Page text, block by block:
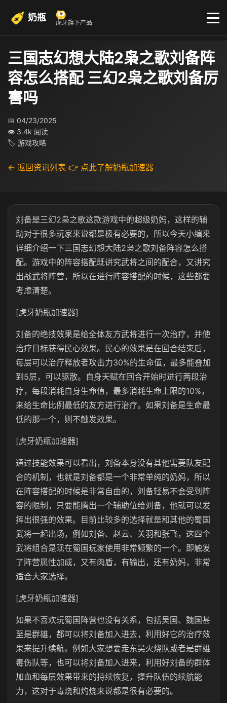
奶瓶 虎牙旗下产品
三国志幻想大陆2枭之歌刘备阵
容怎么搭配 三幻2枭之歌刘备厉
害吗
📅 04/23/2025
👁 3.4k 阅读
🏷 游戏攻略
← 返回资讯列表 👉 点此了解奶瓶加速器
刘备是三幻2枭之歌这款游戏中的超级奶妈，这样的辅
助对于很多玩家来说都是极有必要的，所以今天小编来
详细介绍一下三国志幻想大陆2枭之歌刘备阵容怎么搭
配。游戏中的阵容搭配既讲究武将之间的配合，又讲究
出战武将阵营，所以在进行阵容搭配的时候，这些都要
考虑清楚。
[虎牙奶瓶加速器]
刘备的绝技效果是给全体友方武将进行一次治疗，并使
治疗目标获得民心效果。民心的效果是在回合结束后，
每层可以治疗释放者攻击力30%的生命值，最多能叠加
到5层，可以驱散。自身天赋在回合开始时进行两段治
疗，每段消耗自身生命值，最多消耗生命上限的10%，
来给生命比例最低的友方进行治疗。如果刘备是生命最
低的那一个，则不触发效果。
[虎牙奶瓶加速器]
通过技能效果可以看出，刘备本身没有其他需要队友配
合的机制，也就是刘备都是一个非常单纯的奶妈，所以
在阵容搭配的时候是非常自由的，刘备轻易不会受到阵
容的限制，只要能腾出一个辅助位给刘备，他就可以发
挥出很强的效果。目前比较多的选择就是和其他的蜀国
武将一起出场，例如刘备、赵云、关羽和张飞，这四个
武将组合是现在蜀国玩家使用非常频繁的一个。即触发
了阵营属性加成，又有肉盾，有输出，还有奶妈，非常
适合大家选择。
[虎牙奶瓶加速器]
如果不喜欢玩蜀国阵营也没有关系，包括吴国、魏国甚
至是群雄，都可以将刘备加入进去，利用好它的治疗效
果来提升续航。例如大家想要走东吴火烧队或者是群雄
毒伤队等，也可以将刘备加入进来，利用好刘备的群体
加血和每层效果带来的持续恢复，提升队伍的续航能
力，这对于毒烧和灼烧来说都是很有必要的。